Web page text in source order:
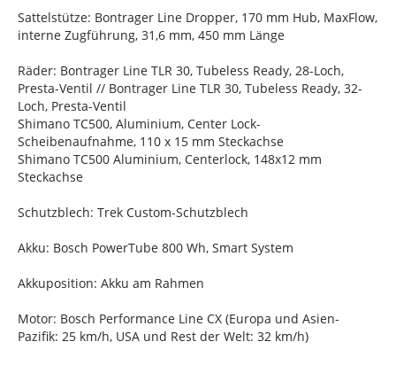
Sattelstütze: Bontrager Line Dropper, 170 mm Hub, MaxFlow,
interne Zugführung, 31,6 mm, 450 mm Länge
Räder: Bontrager Line TLR 30, Tubeless Ready, 28-Loch,
Presta-Ventil // Bontrager Line TLR 30, Tubeless Ready, 32-
Loch, Presta-Ventil
Shimano TC500, Aluminium, Center Lock-
Scheibenaufnahme, 110 x 15 mm Steckachse
Shimano TC500 Aluminium, Centerlock, 148x12 mm
Steckachse
Schutzblech: Trek Custom-Schutzblech
Akku: Bosch PowerTube 800 Wh, Smart System
Akkuposition: Akku am Rahmen
Motor: Bosch Performance Line CX (Europa und Asien-
Pazifik: 25 km/h, USA und Rest der Welt: 32 km/h)